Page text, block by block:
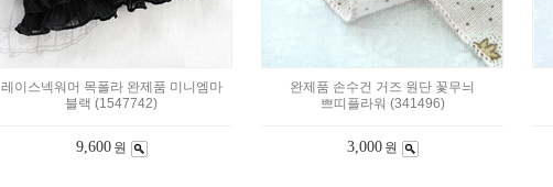
레이스넥워머 목폴라 완제품 미니엠마
블랙 (1547742)
9,600 원
완제품 손수건 거즈 원단 꽃무늬
쁘띠플라워 (341496)
3,000 원